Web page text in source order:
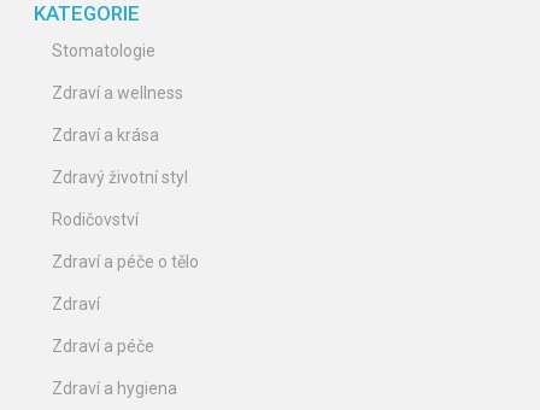
KATEGORIE
Stomatologie
Zdraví a wellness
Zdraví a krása
Zdravý životní styl
Rodičovství
Zdraví a péče o tělo
Zdraví
Zdraví a péče
Zdraví a hygiena